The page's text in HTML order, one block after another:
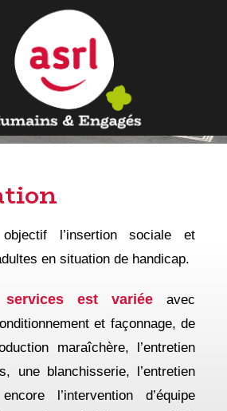
Les
Du
l’insertion sociale et
en situation de handicap.
est variée avec
et façonnage, de
maraîchère, l’entretien
une blanchisserie, l’entretien
l’intervention d’équipe